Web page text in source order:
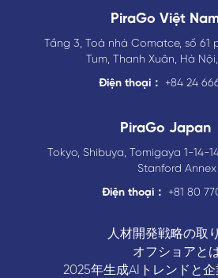
PiraGo Việt
Tầng 3, Toà nhà Comatce, số 61
Tum, Thanh Xuân, Hà
Điện thoại：
+84 24
PiraGo Japan
Tokyo, Shibuya, Tomigaya 1-14-
Stanford Annex
Điện thoại：
+81 80
人材開発戦略の取
オフショアと
2025年生成AIトレンドと